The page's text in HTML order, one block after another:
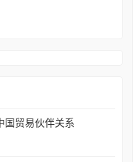
国贸易伙伴关系